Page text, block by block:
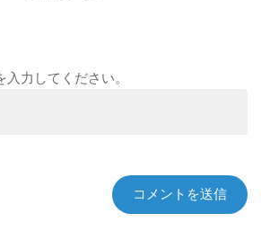
力してください。